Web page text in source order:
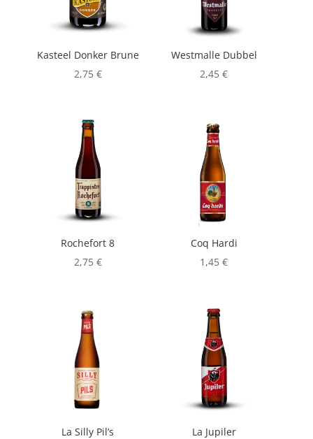
Kasteel Donker Brune
2,75 €
Westmalle Dubbel
2,45€
Rochefort 8
2,75 €
Coq Hardi
1,45€
La Silly Pil’s
La Jupiler